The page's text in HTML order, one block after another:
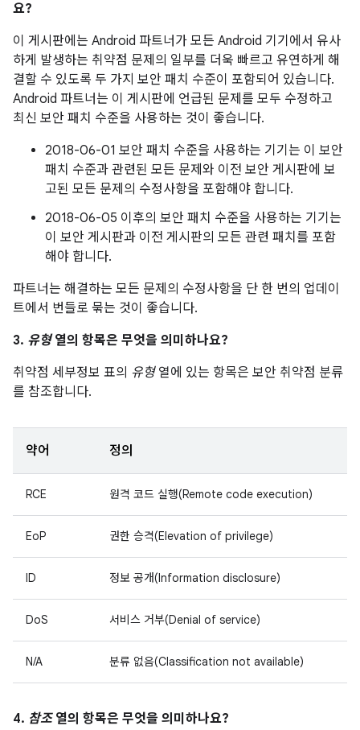
요?
이 게시판에는 Android 파트너가 모든 Android 기기에서 유사
하게 발생하는 취약점 문제의 일부를 더욱 빠르고 유연하게 해
결할 수 있도록 두 가지 보안 패치 수준이 포함되어 있습니다.
Android 파트너는 이 게시판에 언급된 문제를 모두 수정하고
최신 보안 패치 수준을 사용하는 것이 좋습니다.
2018-06-01 보안 패치 수준을 사용하는 기기는 이 보안
패치 수준과 관련된 모든 문제와 이전 보안 게시판에 보
고된 모든 문제의 수정사항을 포함해야 합니다.
2018-06-05 이후의 보안 패치 수준을 사용하는 기기는
이 보안 게시판과 이전 게시판의 모든 관련 패치를 포함
해야 합니다.
파트너는 해결하는 모든 문제의 수정사항을 단 한 번의 업데이
트에서 번들로 묶는 것이 좋습니다.
3. 유형열의 항목은 무엇을 의미하나요?
취약점 세부정보 표의 유형열에 있는 항목은 보안 취약점 분류
를 참조합니다.
약어 정의
RCE 원격 코드 실행(Remote code execution)
EoP 권한 승격(Elevation of privilege)
ID 정보 공개(Information disclosure)
DoS 서비스 거부(Denial of service)
N/A 분류 없음(Classification not available)
4. 참조열의 항목은 무엇을 의미하나요?